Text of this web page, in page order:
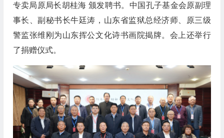
专卖局原局长胡桂海 颁发聘书。中国孔子基金会原副理
事长、副秘书长牛廷涛，山东省监狱总经济师、原三级
警监张维刚为山东挥公文化诗书画院揭牌。会上还举行
了捐赠仪式。